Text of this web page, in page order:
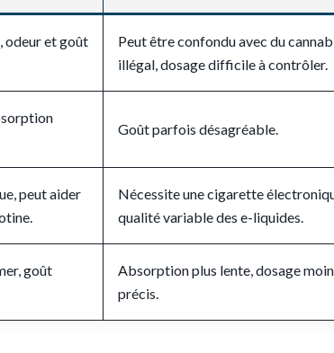
odeur et goût
Peut être confondu avec du
illégal, dosage difficile à contrôler.
Goût parfois désagréable.
peut aider
Nécessite une cigarette
qualité variable des e-liquides.
goût
Absorption plus lente, dosage
précis.